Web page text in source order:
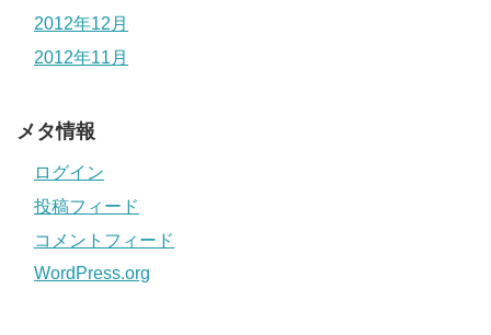
2012年12月
2012年11月
メタ情報
ログイン
投稿フィード
コメントフィード
WordPress.org